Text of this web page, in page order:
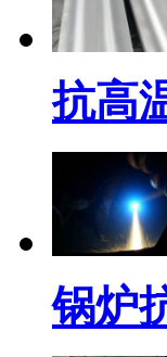
抗高
锅炉